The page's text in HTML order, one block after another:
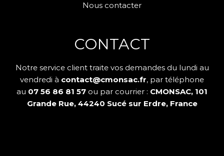
Nous contacter
CONTACT
Notre service client traite vos demandes du lundi au
vendredi à contact@cmonsac.fr, par téléphone
au 07 56 86 81 57 ou par courrier : CMONSAC, 101
Grande Rue, 44240 Sucé sur Erdre, France